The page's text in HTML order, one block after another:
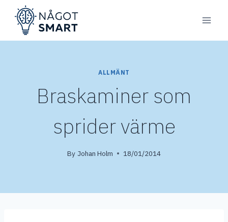
content
ALLMÄNT
Braskaminer som
sprider värme
By Johan Holm 18/01/2014